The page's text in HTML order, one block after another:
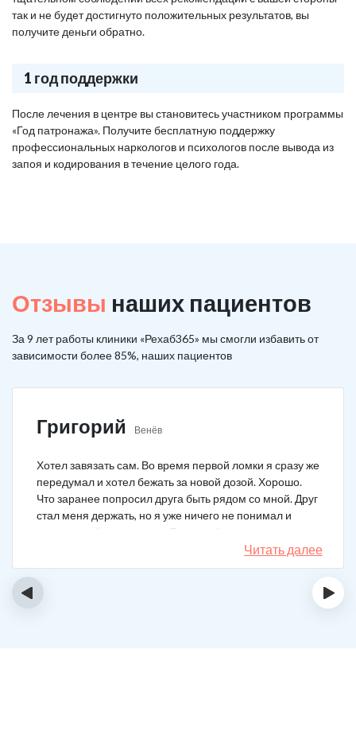
так и не будет достигнуто положительных результатов, вы
получите деньги обратно.
1 год поддержки
После лечения в центре вы становитесь участником программы
«Год патронажа». Получите бесплатную поддержку
профессиональных наркологов и психологов после вывода из
запоя и кодирования в течение целого года.
Отзывы наших пациентов
За 9 лет работы клиники «Рехаб365» мы смогли избавить от
зависимости более 85%, наших пациентов
Григорий Венёв
Хотел завязать сам. Во время первой ломки я сразу же
передумал и хотел бежать за новой дозой. Хорошо.
Что заранее попросил друга быть рядом со мной. Друг
стал меня держать, но я уже ничего не понимал и
начал силой вырываться. Тогда мой товарищ просто
связан меня и позвонил в клинику. На дом приехал
нарколог, мне сделали какую-то капельницу, после
для прохождения курса реабилитации, так я и сделал.
Читать далее
‹ ›